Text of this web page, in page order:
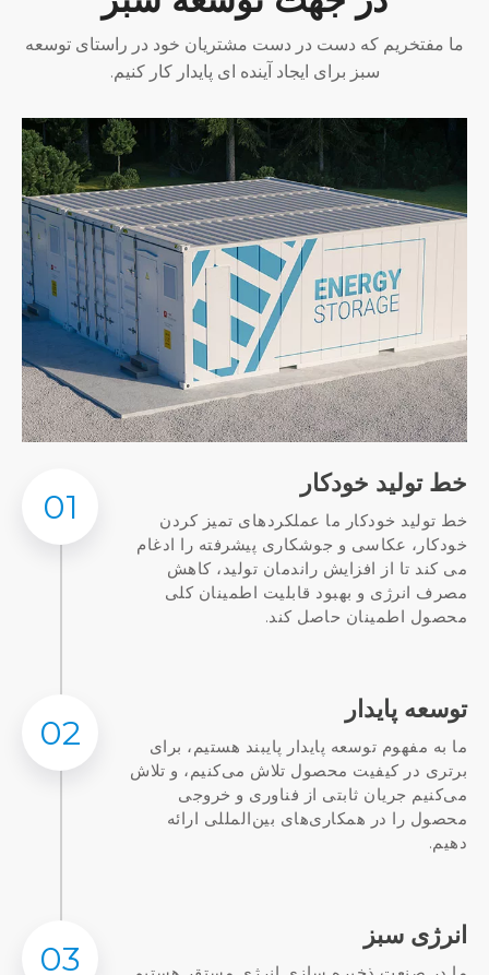
ما مفتخریم که دست در دست مشتریان خود در راستای توسعه
سبز برای ایجاد آینده ای پایدار کار کنیم.
01
خط تولید خودکار
خط تولید خودکار ما عملکردهای تمیز کردن
خودکار، عکاسی و جوشکاری پیشرفته را ادغام
می کند تا از افزایش راندمان تولید، کاهش
مصرف انرژی و بهبود قابلیت اطمینان کلی
محصول اطمینان حاصل کند.
02
توسعه پایدار
ما به مفهوم توسعه پایدار پایبند هستیم، برای
برتری در کیفیت محصول تلاش می‌کنیم، و تلاش
می‌کنیم جریان ثابتی از فناوری و خروجی
محصول را در همکاری‌های بین‌المللی ارائه
دهیم.
03
انرژی سبز